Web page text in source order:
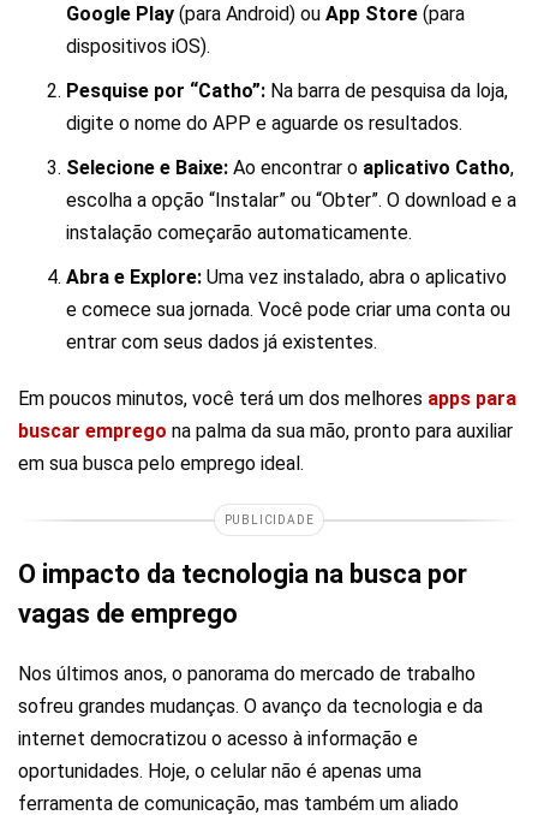
Google Play (para Android) ou App Store (para
dispositivos iOS).
Pesquise por “Catho”: Na barra de pesquisa da loja,
digite o nome do APP e aguarde os resultados.
Selecione e Baixe: Ao encontrar o aplicativo Catho,
escolha a opção “Instalar” ou “Obter”. O download e a
instalação começarão automaticamente.
Abra e Explore: Uma vez instalado, abra o aplicativo
e comece sua jornada. Você pode criar uma conta ou
entrar com seus dados já existentes.
Em poucos minutos, você terá um dos melhores apps para
buscar emprego na palma da sua mão, pronto para auxiliar
em sua busca pelo emprego ideal.
PUBLICIDADE
O impacto da tecnologia na busca por
vagas de emprego
Nos últimos anos, o panorama do mercado de trabalho
sofreu grandes mudanças. O avanço da tecnologia e da
internet democratizou o acesso à informação e
oportunidades. Hoje, o celular não é apenas uma
ferramenta de comunicação, mas também um aliado